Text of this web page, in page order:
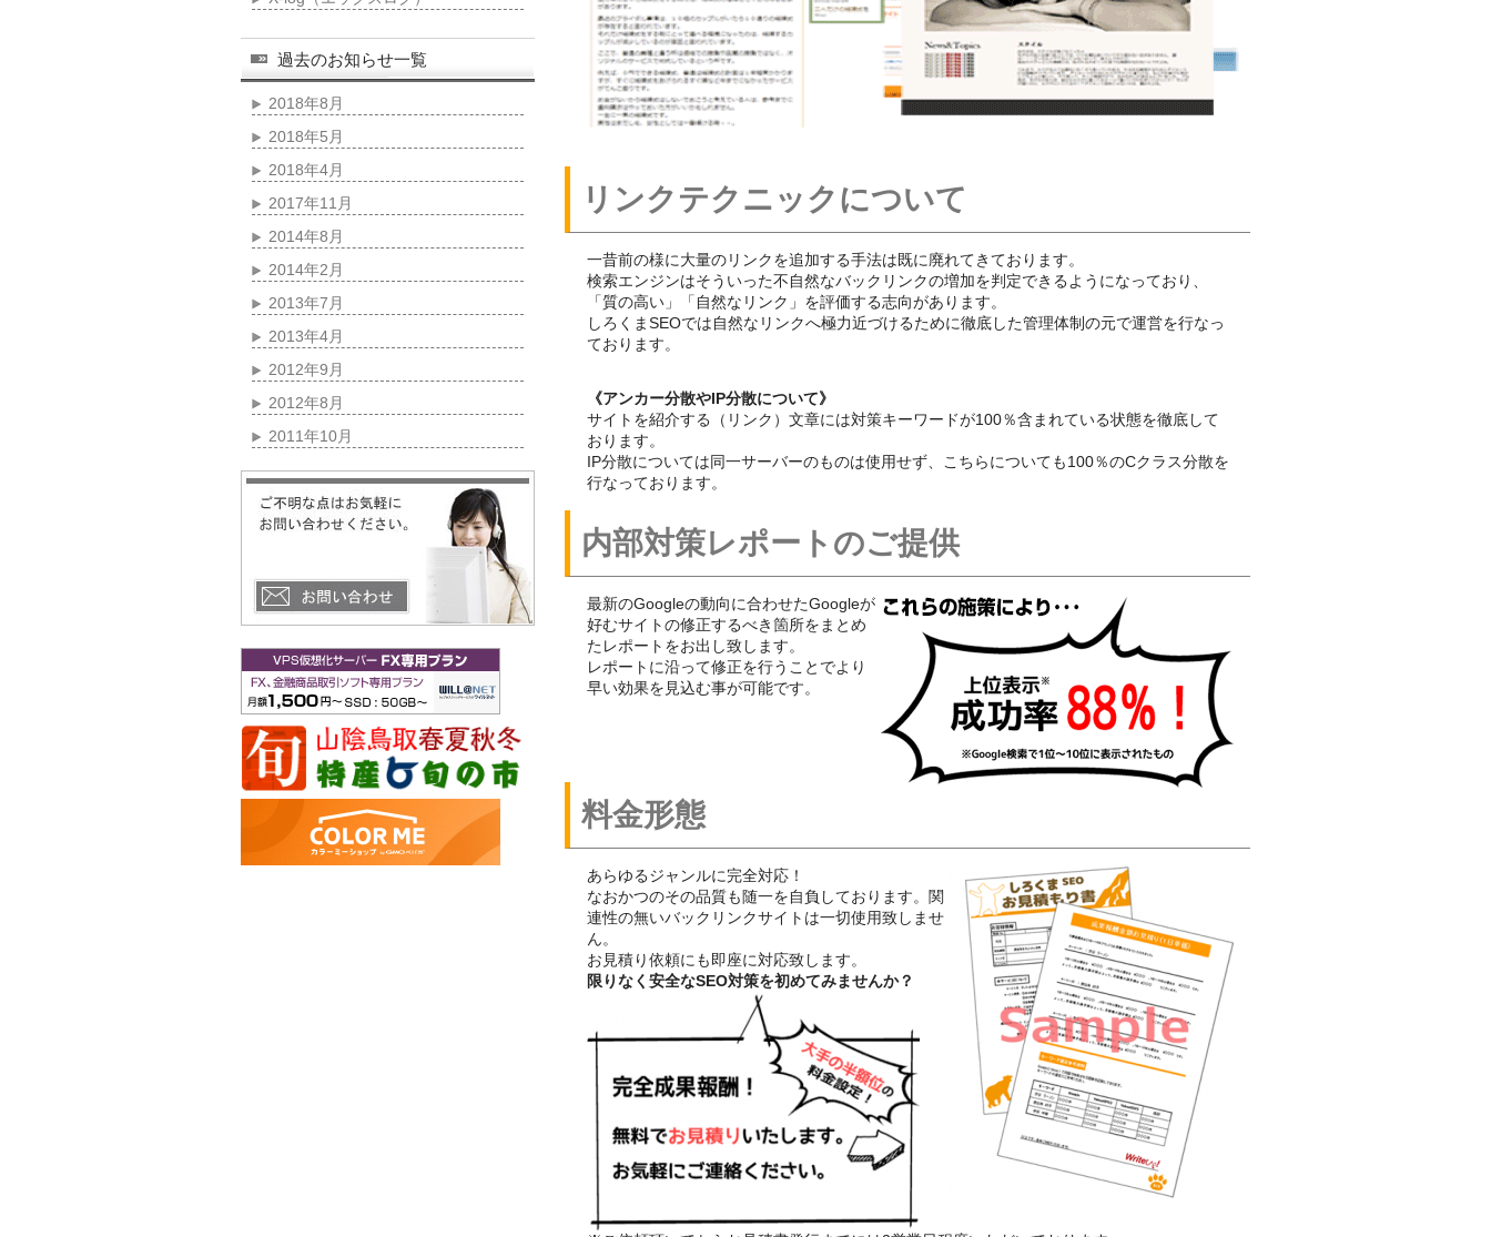
リンクテクニックについて
一昔前の様に大量のリンクを追加する手法は既に廃れてきております。
検索エンジンはそういった不自然なバックリンクの増加を判定できるようになっており、
「質の高い」「自然なリンク」を評価する志向があります。
しろくまSEOでは自然なリンクへ極力近づけるために徹底した管理体制の元で運営を行なっ
ております。
《アンカー分散やIP分散について》
サイトを紹介する（リンク）文章には対策キーワードが100％含まれている状態を徹底して
おります。
IP分散については同一サーバーのものは使用せず、こちらについても100％のCクラス分散を
行なっております。
内部対策レポートのご提供
最新のGoogleの動向に合わせたGoogleが
好むサイトの修正するべき箇所をまとめ
たレポートをお出し致します。
レポートに沿って修正を行うことでより
早い効果を見込む事が可能です。
料金形態
あらゆるジャンルに完全対応！
なおかつのその品質も随一を自負しております。関
連性の無いバックリンクサイトは一切使用致しませ
ん。
お見積り依頼にも即座に対応致します。
限りなく安全なSEO対策を初めてみませんか？
過去のお知らせ一覧
2018年8月
2018年5月
2018年4月
2017年11月
2014年8月
2014年2月
2013年7月
2013年4月
2012年9月
2012年8月
2011年10月